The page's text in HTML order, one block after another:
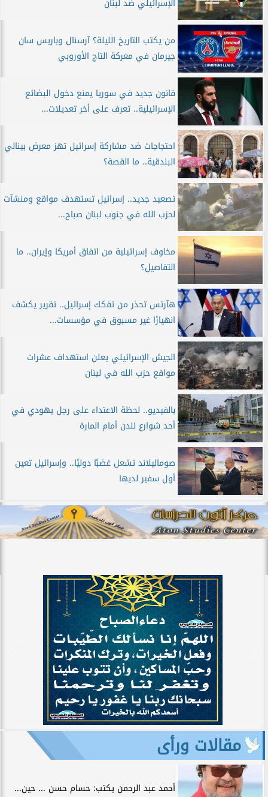
الإسرائيلي ضد لبنان
من يكتب التاريخ الليلة؟ آرسنال وباريس سان
جيرمان في معركة التاج الأوروبي
قانون جديد في سوريا يمنع دخول البضائع
الإسرائيلية.. تعرف على أخر تعديلات...
احتجاجات ضد مشاركة إسرائيل تهز معرض بينالي
البندقية.. ما القصة؟
تصعيد جديد.. إسرائيل تستهدف مواقع ومنشآت
لحزب الله في جنوب لبنان صباح...
مخاوف إسرائيلية من اتفاق أمريكا وإيران.. ما
التفاصيل؟
هآرتس تحذر من تفكك إسرائيل.. تقرير يكشف
انهيارًا غير مسبوق في مؤسسات...
الجيش الإسرائيلي يعلن استهداف عشرات
مواقع حزب الله في لبنان
بالفيديو.. لحظة الاعتداء على رجل يهودي في
أحد شوارع لندن أمام المارة
صوماليلاند تشعل غضبًا دوليًا.. وإسرائيل تعين
أول سفير لديها
مقالات ورأى
أحمد عبد الرحمن يكتب: حسام حسن ... حين...